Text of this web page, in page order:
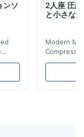
ンソ
gray
2人座 圧
と小さな
Modern
Room